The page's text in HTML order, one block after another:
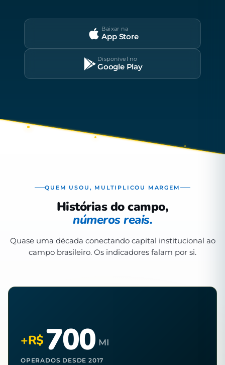
Baixar na
App Store
Disponível no
Google Play
QUEM USOU, MULTIPLICOU MARGEM
Histórias do campo,
números reais.
Quase uma década conectando capital institucional ao
campo brasileiro. Os indicadores falam por si.
+R$700 MI
OPERADOS DESDE 2017